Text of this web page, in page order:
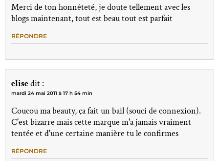
Merci de ton honnêteté, je doute tellement avec les
blogs maintenant, tout est beau tout est parfait
RÉPONDRE
elisedit :
mardi 24 mai 2011 à 17 h 54 min
Coucou ma beauty, ça fait un bail (souci de connexion).
C'est bizarre mais cette marque m'a jamais vraiment
tentée et d'une certaine manière tu le confirmes
RÉPONDRE